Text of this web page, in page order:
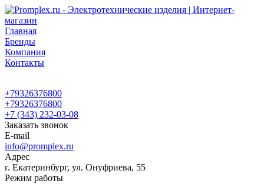
Главная
Бренды
Компания
Контакты
+79326376800
+79326376800
+7 (343) 232-03-08
Заказать звонок
E-mail
info@promplex.ru
Адрес
г. Екатеринбург, ул. Онуфриева, 55
Режим работы